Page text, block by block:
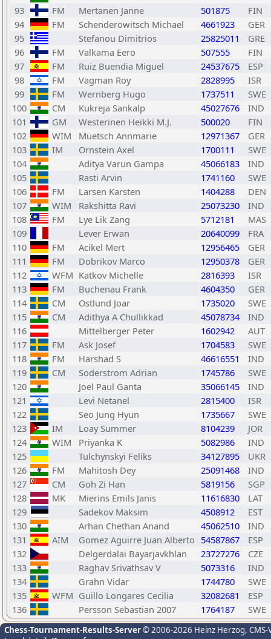
93
FM Mertanen Janne 501875 FIN
94
FM Schenderowitsch Michael 4661923 GER
95
Stefanou Dimitrios 25825011 GRE
96
FM Valkama Eero 507555 FIN
97
FM Ruiz Buendia Miguel 24537675 ESP
98
FM Vagman Roy 2828995 ISR
99
FM Wernberg Hugo 1737511 SWE
100
CM Kukreja Sankalp 45027676 IND
101
GM Westerinen Heikki M.J. 500020 FIN
102
WIM Muetsch Annmarie 12971367 GER
103
IM Ornstein Axel 1700111 SWE
104
Aditya Varun Gampa 45066183 IND
105
Rasti Arvin 1741160 SWE
106
FM Larsen Karsten 1404288 DEN
107
WIM Rakshitta Ravi 25073230 IND
108
FM Lye Lik Zang 5712181 MAS
109
Lever Erwan 20640099 FRA
110
FM Acikel Mert 12956465 GER
111
FM Dobrikov Marco 12950378 GER
112
WFM Katkov Michelle 2816393 ISR
113
FM Buchenau Frank 4604350 GER
114
CM Ostlund Joar 1735020 SWE
115
CM Adithya A Chullikkad 45078734 IND
116
Mittelberger Peter 1602942 AUT
117
FM Ask Josef 1704583 SWE
118
FM Harshad S 46616551 IND
119
CM Soderstrom Adrian 1745786 SWE
120
Joel Paul Ganta 35066145 IND
121
Levi Netanel 2815400 ISR
122
Seo Jung Hyun 1735667 SWE
123
IM Loay Summer 8104239 JOR
124
WIM Priyanka K 5082986 IND
125
Tulchynskyi Feliks 34127895 UKR
126
FM Mahitosh Dey 25091468 IND
127
CM Goh Zi Han 5819156 SGP
128
MK Mierins Emils Janis 11616830 LAT
129
Sadekov Maksim 4508912 EST
130
Arhan Chethan Anand 45062510 IND
131
AIM Gomez Aguirre Juan Alberto 54587867 ESP
132
Delgerdalai Bayarjavkhlan 23727276 CZE
133
Raghav Srivathsav V 5073316 IND
134
Grahn Vidar 1744780 SWE
135
WFM Guillo Longares Cecilia 32082681 ESP
136
Persson Sebastian 2007 1764187 SWE
Chess-Tournament-Results-Server© 2006-2026 Heinz Herzog,